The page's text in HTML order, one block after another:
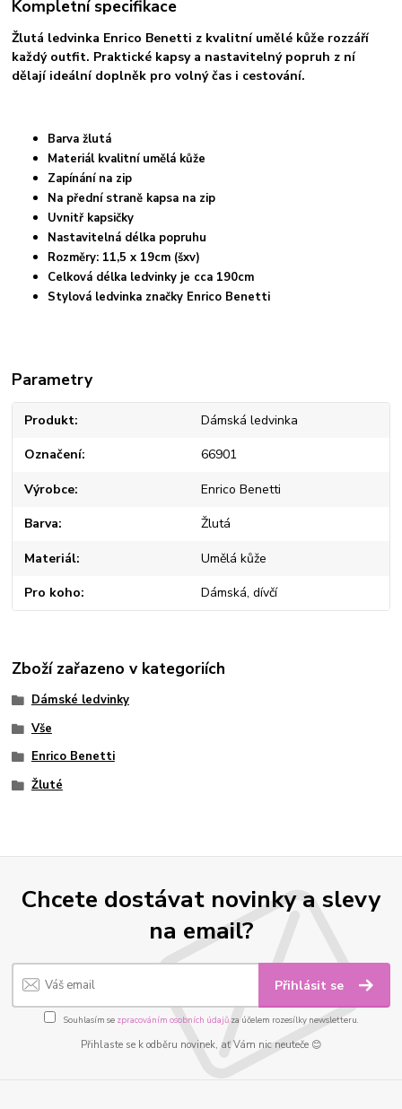
Kompletní specifikace
Žlutá ledvinka Enrico Benetti z kvalitní umělé kůže rozzáří
každý outfit. Praktické kapsy a nastavitelný popruh z ní
dělají ideální doplněk pro volný čas i cestování.
Barva žlutá
Materiál kvalitní umělá kůže
Zapínání na zip
Na přední straně kapsa na zip
Uvnitř kapsičky
Nastavitelná délka popruhu
Rozměry: 11,5 x 19cm (šxv)
Celková délka ledvinky je cca 190cm
Stylová ledvinka značky Enrico Benetti
Parametry
Produkt Dámská ledvinka
Označení 66901
Výrobce Enrico Benetti
Barva Žlutá
Materiál Umělá kůže
Pro koho Dámská, dívčí
Zboží zařazeno v kategoriích
Dámské ledvinky
Vše
Enrico Benetti
Žluté
Chcete dostávat novinky a slevy
na email?
Přihlásit se
Souhlasím se zpracováním osobních údajůza účelem rozesílky newsletteru.
Přihlaste se k odběru novinek, ať Vám nic neuteče 😊